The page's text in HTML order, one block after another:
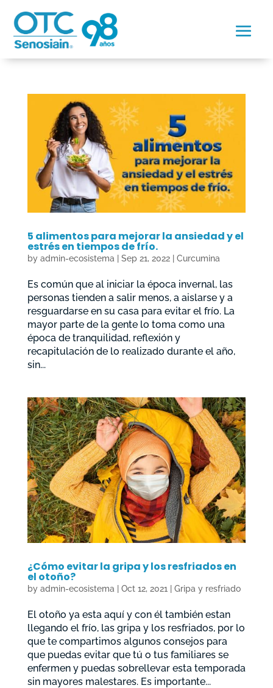
5 alimentos para mejorar la ansiedad y el
estrés en tiempos de frío.
by admin-ecosistema Sep 21, 2022| Curcumina
Es común que al iniciar la época invernal, las
personas tienden a salir menos, a aislarse y a
resguardarse en su casa para evitar el frío. La
mayor parte de la gente lo toma como una
época de tranquilidad, reflexión y
recapitulación de lo realizado durante el año,
sin...
¿Cómo evitar la gripa y los resfriados en
el otoño?
by admin-ecosistema Oct 12, 2021 Gripa y resfriado
El otoño ya esta aquí y con él también estan
llegando el frío, las gripa y los resfriados, por lo
que te compartimos algunos consejos para
que puedas evitar que tú o tus familiares se
enfermen y puedas sobrellevar esta temporada
sin mayores malestares. Es importante...